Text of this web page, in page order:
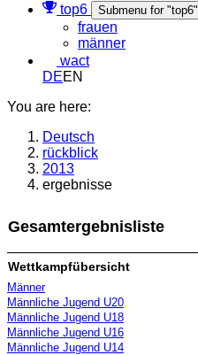
top6
Submenu for "top6"
frauen
männer
wact
DEEN
You are here:
Deutsch
rückblick
2013
ergebnisse
Gesamtergebnisliste
Wettkampfübersicht
Männer
Männliche Jugend U20
Männliche Jugend U18
Männliche Jugend U16
Männliche Jugend U14